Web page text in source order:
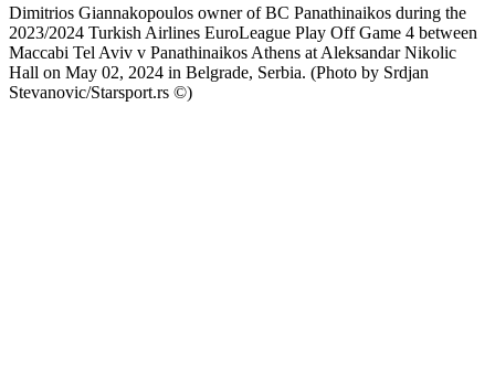
Dimitrios Giannakopoulos owner of BC Panathinaikos during the
2023/2024 Turkish Airlines EuroLeague Play Off Game 4 between
Maccabi Tel Aviv v Panathinaikos Athens at Aleksandar Nikolic
Hall on May 02, 2024 in Belgrade, Serbia. (Photo by Srdjan
Stevanovic/Starsport.rs ©)